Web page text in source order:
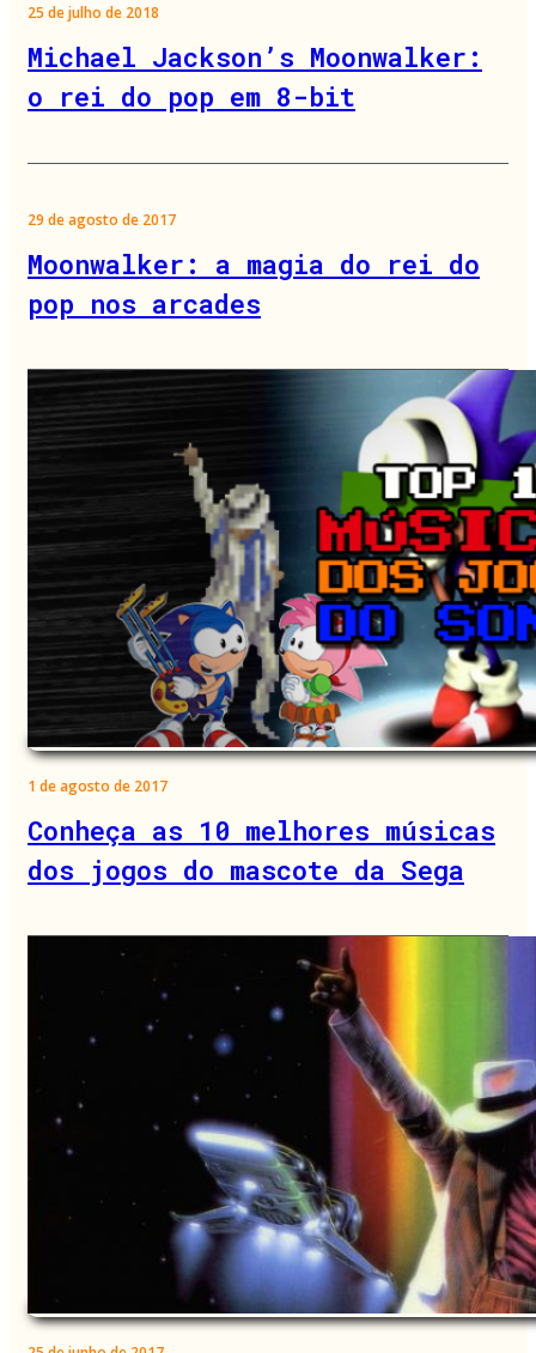
25 de julho de 2018
Michael Jackson’s Moonwalker:
o rei do pop em 8-bit
29 de agosto de 2017
Moonwalker: a magia do rei do
pop nos arcades
1 de agosto de 2017
Conheça as 10 melhores músicas
dos jogos do mascote da Sega